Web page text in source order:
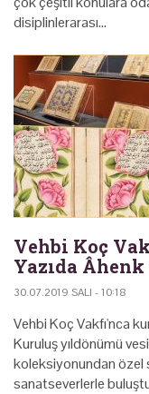
disiplinlerarası…
Vehbi Koç
Yazıda
30.07.2019 SALI - 10:18
Vehbi Koç Vakfı'nca
Kuruluş yıldönümü
koleksiyonundan özel
sanatseverlerle